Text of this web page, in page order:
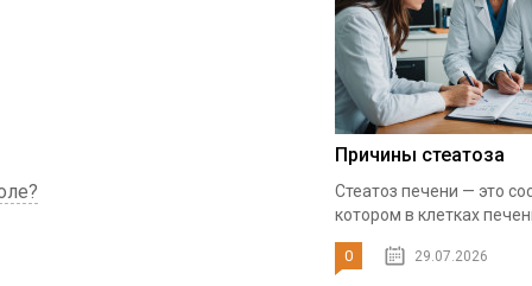
Причины стеатоза
Стеатоз печени — это
котором в клетках
0 29.07.2026